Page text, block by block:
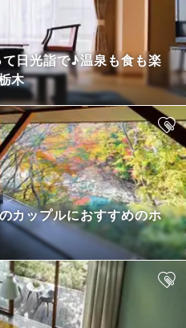
日光詣で♪温泉も食も楽
木
カップルにおすすめのホ